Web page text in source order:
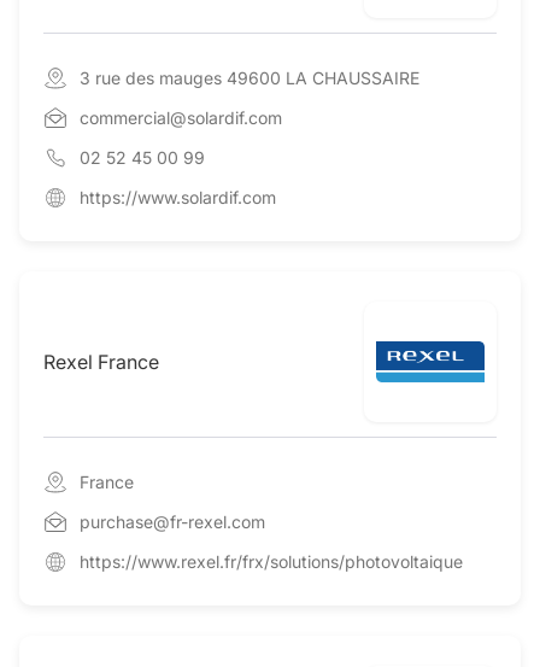
3 rue des mauges 49600 LA CHAUSSAIRE
commercial@solardif.com
02 52 45 00 99
https://www.solardif.com
Rexel France
France
purchase@fr-rexel.com
https://www.rexel.fr/frx/solutions/photovoltaique